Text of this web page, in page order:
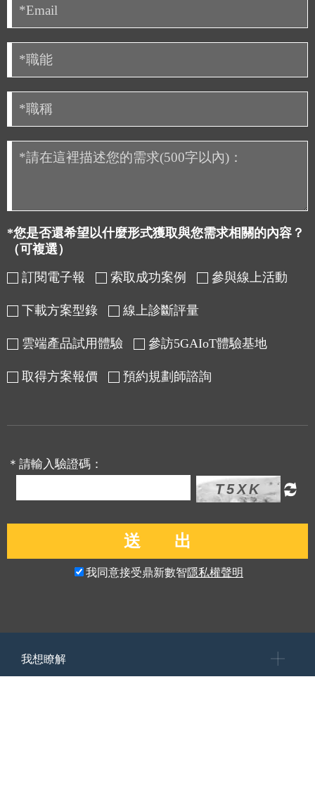
*您是否還希望以什麼形式獲取與您需求相關的內容？
（可複選）
訂閱電子報
索取成功案例 參與線上活動
下載方案型錄 線上診斷評量
雲端產品試用體驗 參訪5GAIoT體驗基地
取得方案報價 預約規劃師諮詢
＊請輸入驗證碼：
我同意接受鼎新數智隱私權聲明
我想瞭解